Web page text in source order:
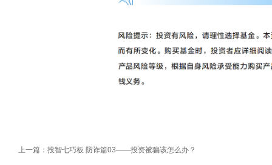
上一篇：投智七巧板 防诈篇03——投资被骗该怎么办？